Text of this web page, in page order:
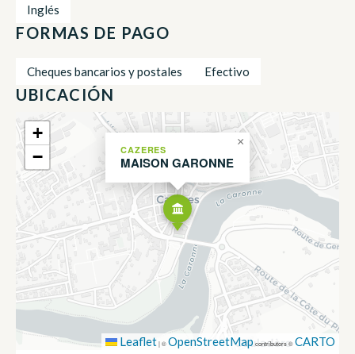
Inglés
FORMAS DE PAGO
Cheques bancarios y postales Efectivo
UBICACIÓN
CAZERES
MAISON GARONNE
×
+
−
Leaflet|©OpenStreetMap contributors ©CARTO